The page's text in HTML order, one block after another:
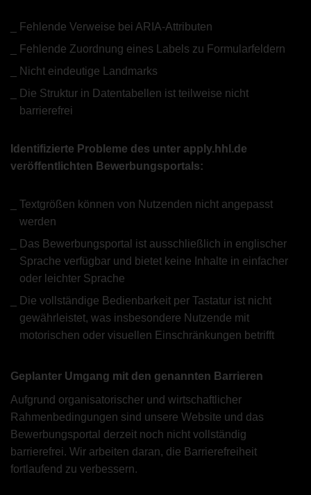
Fehlende Verweise bei ARIA-Attributen
Fehlende Zuordnung eines Labels zu Formularfeldern
Nicht eindeutige Landmarks
Die Struktur in Datentabellen ist teilweise nicht
barrierefrei
Identifizierte Probleme des unter apply.hhl.de
veröffentlichten Bewerbungsportals:
Textgrößen können von Nutzenden nicht angepasst
werden
Das Bewerbungsportal ist ausschließlich in englischer
Sprache verfügbar und bietet keine Inhalte in einfacher
oder leichter Sprache
Die vollständige Bedienbarkeit per Tastatur ist nicht
gewährleistet, was insbesondere Nutzende mit
motorischen oder visuellen Einschränkungen betrifft
Geplanter Umgang mit den genannten Barrieren
Aufgrund organisatorischer und wirtschaftlicher
Rahmenbedingungen sind unsere Website und das
Bewerbungsportal derzeit noch nicht vollständig
barrierefrei. Wir arbeiten daran, die Barrierefreiheit
fortlaufend zu verbessern.